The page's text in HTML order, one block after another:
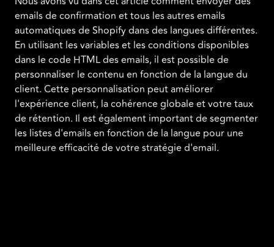
emails de confirmation et tous les autres emails
automatiques de Shopify dans des langues différentes.
En utilisant les variables et les conditions disponibles
dans le code HTML des emails, il est possible de
personnaliser le contenu en fonction de la langue du
client. Cette personnalisation peut améliorer
l'expérience client, la cohérence globale et votre taux
de rétention. Il est également important de segmenter
les listes d'emails en fonction de la langue pour une
meilleure efficacité de votre stratégie d'email.